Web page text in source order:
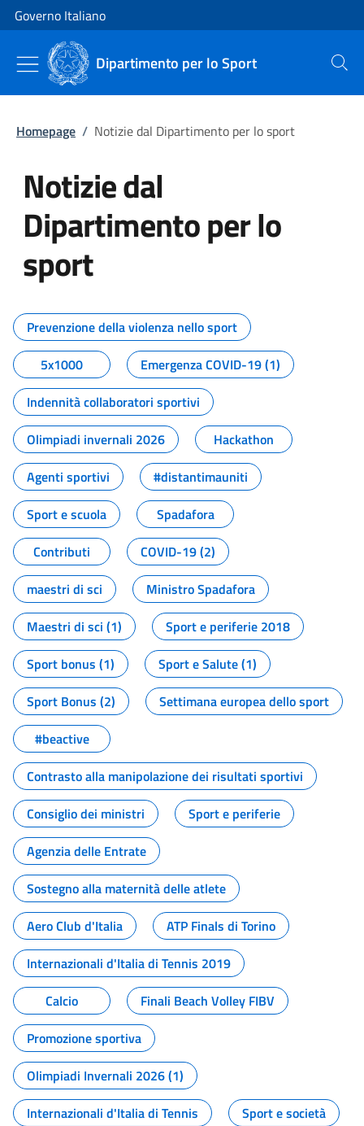
Vai al contenuto
Vai alla navigazione del sito
Governo Italiano
Dipartimento per lo Sport Cerca
Homepage / Notizie dal Dipartimento per lo sport
Notizie dal
Dipartimento per lo
sport
Tutti i contenuti della pagina
Prevenzione della violenza nello sport
5x1000
Emergenza COVID-19 (1)
Indennità collaboratori sportivi
Olimpiadi invernali 2026
Hackathon
Agenti sportivi
#distantimauniti
Sport e scuola
Spadafora
Contributi
COVID-19 (2)
maestri di sci
Ministro Spadafora
Maestri di sci (1)
Sport e periferie 2018
Sport bonus (1)
Sport e Salute (1)
Sport Bonus (2)
Settimana europea dello sport
#beactive
Contrasto alla manipolazione dei risultati sportivi
Consiglio dei ministri
Sport e periferie
Agenzia delle Entrate
Sostegno alla maternità delle atlete
Aero Club d'Italia
ATP Finals di Torino
Internazionali d'Italia di Tennis 2019
Calcio
Finali Beach Volley FIBV
Promozione sportiva
Olimpiadi Invernali 2026 (1)
Internazionali d'Italia di Tennis
Sport e società